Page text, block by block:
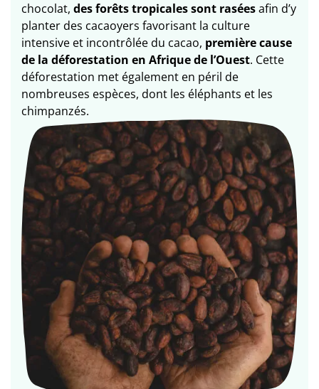
chocolat, des forêts tropicales sont raséesafin d’y
planter des cacaoyers favorisant la culture
intensive et incontrôlée du cacao, première cause
de la déforestation en Afrique de l’Ouest. Cette
déforestation met également en péril de
nombreuses espèces, dont les éléphants et les
chimpanzés.